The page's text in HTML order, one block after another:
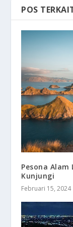
POS
Pesona Alam
Kunjungi
Februari 15, 2024